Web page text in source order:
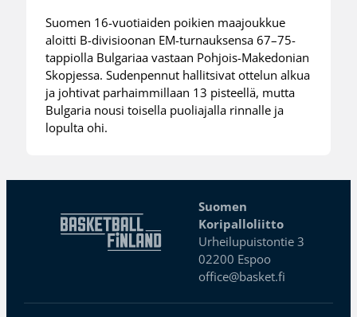
Suomen 16-vuotiaiden poikien maajoukkue
aloitti B-divisioonan EM-turnauksensa 67–75-
tappiolla Bulgariaa vastaan Pohjois-Makedonian
Skopjessa. Sudenpennut hallitsivat ottelun alkua
ja johtivat parhaimmillaan 13 pisteellä, mutta
Bulgaria nousi toisella puoliajalla rinnalle ja
lopulta ohi.
Suomen
Koripalloliitto
Urheilupuistontie 3
02200 Espoo
office@basket.fi